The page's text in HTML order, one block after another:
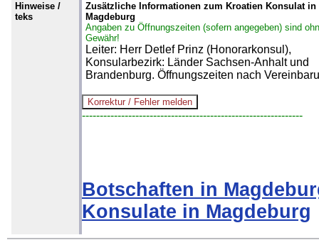
Hinweise /
teks
Zusätzliche Informationen zum Kroatien Konsulat in
Magdeburg
Angaben zu Öffnungszeiten (sofern angegeben) sind
Gewähr!
Leiter: Herr Detlef Prinz (Honorarkonsul),
Konsularbezirk: Länder Sachsen-Anhalt und
Brandenburg. Öffnungszeiten nach
--------------------------------------------------------------
Botschaften in
Konsulate in Magdeburg